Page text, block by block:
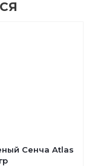
Сенча Atlas